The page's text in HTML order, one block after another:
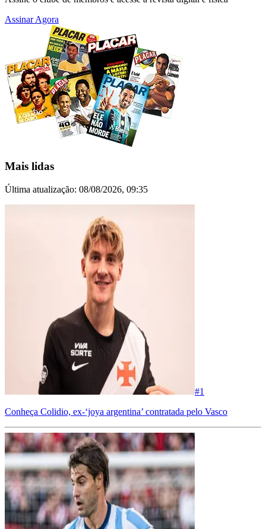
Assinar Agora
Mais lidas
Última atualização: 08/08/2026, 09:35
#1
Conheça Colidio, ex-‘joya argentina’ contratada pelo Vasco